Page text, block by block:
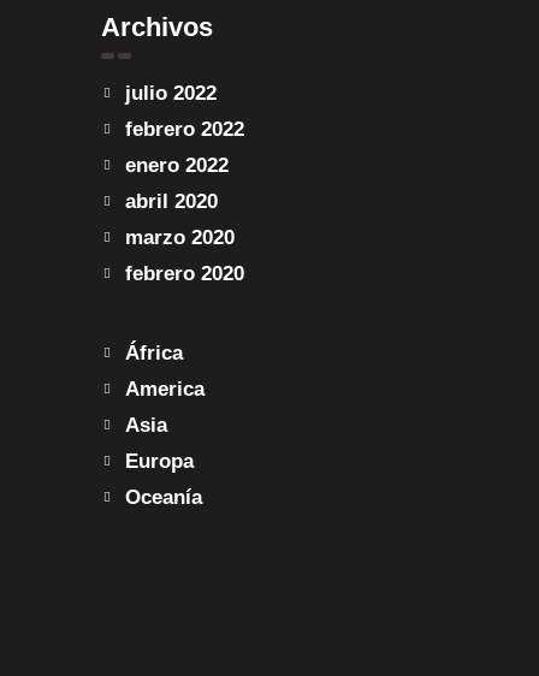
Archivos
julio2022
febrero2022
enero2022
abril2020
marzo2020
febrero2020
África
America
Asia
Europa
Oceanía